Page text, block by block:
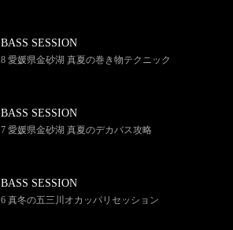
BASS SESSION
8 愛媛県金砂湖 真夏の巻き物テクニック
BASS SESSION
7 愛媛県金砂湖 真夏のデカバス攻略
BASS SESSION
6 真冬の五三川オカッパリセッション